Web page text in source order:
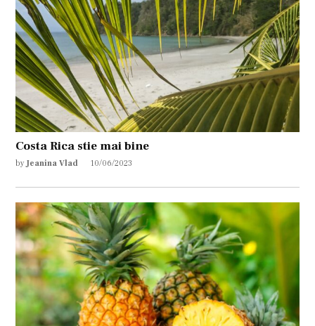
Costa Rica stie mai bine
by Jeanina Vlad 10/06/2023